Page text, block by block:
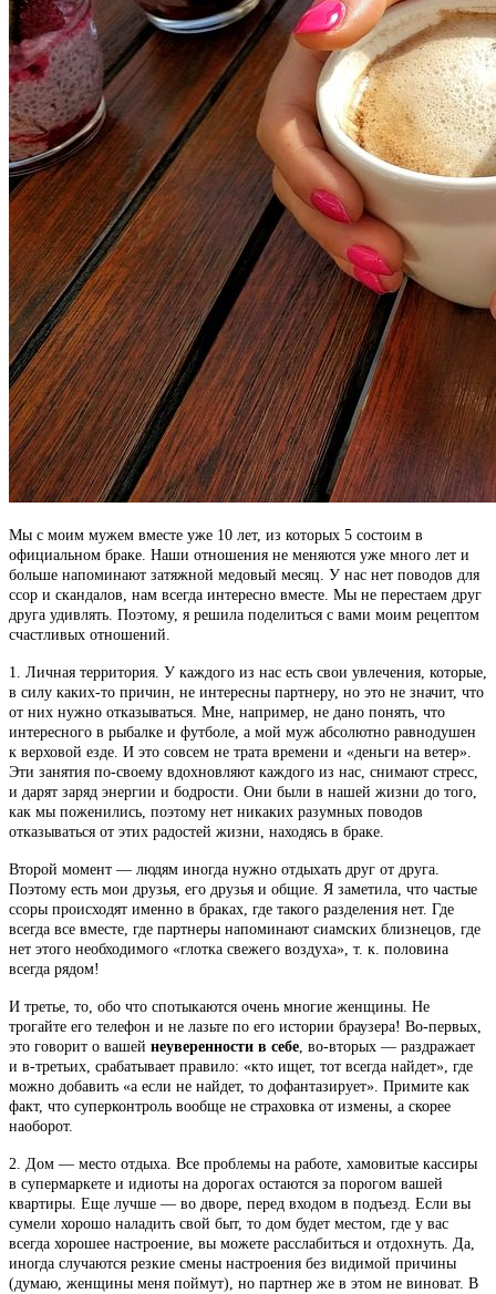
Мы с моим мужем вместе уже 10 лет, из которых 5 состоим в
официальном браке. Наши отношения не меняются уже много лет и
больше напоминают затяжной медовый месяц. У нас нет поводов для
ссор и скандалов, нам всегда интересно вместе. Мы не перестаем друг
друга удивлять. Поэтому, я решила поделиться с вами моим рецептом
счастливых отношений.
1. Личная территория. У каждого из нас есть свои увлечения, которые,
в силу каких-то причин, не интересны партнеру, но это не значит, что
от них нужно отказываться. Мне, например, не дано понять, что
интересного в рыбалке и футболе, а мой муж абсолютно равнодушен
к верховой езде. И это совсем не трата времени и «деньги на ветер».
Эти занятия по-своему вдохновляют каждого из нас, снимают стресс,
и дарят заряд энергии и бодрости. Они были в нашей жизни до того,
как мы поженились, поэтому нет никаких разумных поводов
отказываться от этих радостей жизни, находясь в браке.
Второй момент — людям иногда нужно отдыхать друг от друга.
Поэтому есть мои друзья, его друзья и общие. Я заметила, что частые
ссоры происходят именно в браках, где такого разделения нет. Где
всегда все вместе, где партнеры напоминают сиамских близнецов, где
нет этого необходимого «глотка свежего воздуха», т. к. половина
всегда рядом!
И третье, то, обо что спотыкаются очень многие женщины. Не
трогайте его телефон и не лазьте по его истории браузера! Во-первых,
это говорит о вашей неуверенности в себе, во-вторых — раздражает
и в-третьих, срабатывает правило: «кто ищет, тот всегда найдет», где
можно добавить «а если не найдет, то дофантазирует». Примите как
факт, что суперконтроль вообще не страховка от измены, а скорее
наоборот.
2. Дом — место отдыха. Все проблемы на работе, хамовитые кассиры
в супермаркете и идиоты на дорогах остаются за порогом вашей
квартиры. Еще лучше — во дворе, перед входом в подъезд. Если вы
сумели хорошо наладить свой быт, то дом будет местом, где у вас
всегда хорошее настроение, вы можете расслабиться и отдохнуть. Да,
иногда случаются резкие смены настроения без видимой причины
(думаю, женщины меня поймут), но партнер же в этом не виноват. В